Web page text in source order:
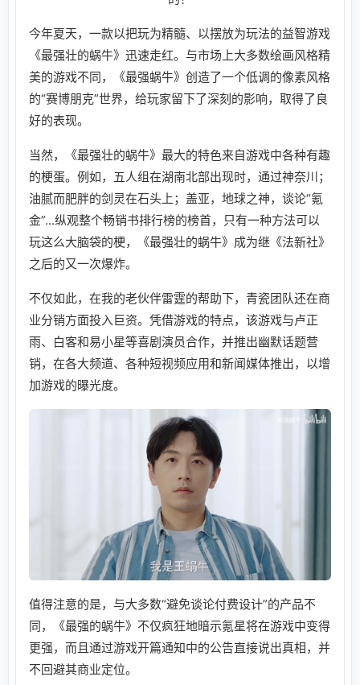
今年夏天，一款以把玩为精髓、以摆放为玩法的益智游戏
《最强壮的蜗牛》迅速走红。与市场上大多数绘画风格精
美的游戏不同，《最强蜗牛》创造了一个低调的像素风格
的“赛博朋克”世界，给玩家留下了深刻的影响，取得了良
好的表现。
当然，《最强壮的蜗牛》最大的特色来自游戏中各种有趣
的梗蛋。例如，五人组在湖南北部出现时，通过神奈川；
油腻而肥胖的剑灵在石头上；盖亚，地球之神，谈论“氪
金”...纵观整个畅销书排行榜的榜首，只有一种方法可以
玩这么大脑袋的梗，《最强壮的蜗牛》成为继《法新社》
之后的又一次爆炸。
不仅如此，在我的老伙伴雷霆的帮助下，青瓷团队还在商
业分销方面投入巨资。凭借游戏的特点，该游戏与卢正
雨、白客和易小星等喜剧演员合作，并推出幽默话题营
销，在各大频道、各种短视频应用和新闻媒体推出，以增
加游戏的曝光度。
值得注意的是，与大多数“避免谈论付费设计”的产品不
同，《最强的蜗牛》不仅疯狂地暗示氪星将在游戏中变得
更强，而且通过游戏开篇通知中的公告直接说出真相，并
不回避其商业定位。